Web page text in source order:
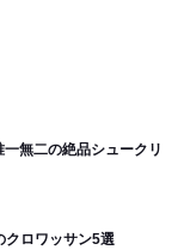
無二の絶品シュークリ
クロワッサン5選